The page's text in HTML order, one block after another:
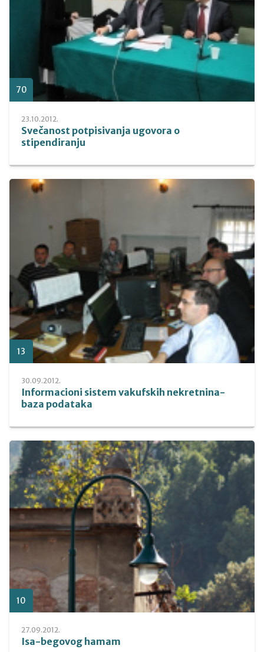
70
23.10.2012.
Svečanost potpisivanja ugovora o
stipendiranju
13
30.09.2012.
Informacioni sistem vakufskih nekretnina-
baza podataka
10
27.09.2012.
Isa-begovog hamam